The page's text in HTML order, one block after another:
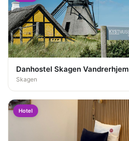
Danhostel Skagen Vandrerhjem
Skagen
Hotel